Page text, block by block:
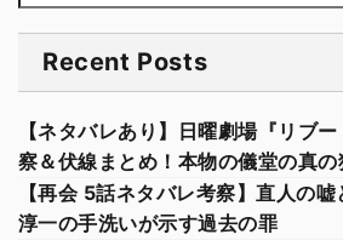
Recent Posts
【ネタバレあり】日曜劇場『リブ
察＆伏線まとめ！本物の儀堂の真の
【再会 5話ネタバレ考察】直人の
淳一の手洗いが示す過去の罪